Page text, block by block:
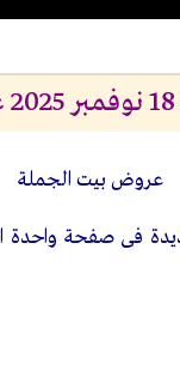
عروض بيت الجملة